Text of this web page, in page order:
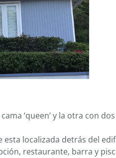
‘queen’ y la otra con dos
esta localizada detrás del
restaurante, barra y